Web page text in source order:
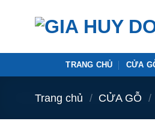
TRANG CHỦ CỬA
Trang chủ / CỬA GỖ /